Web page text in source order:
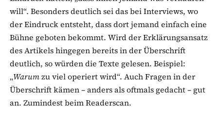
will“. Besonders deutlich sei das bei Interviews, wo
der Eindruck entsteht, dass dort jemand einfach eine
Bühne geboten bekommt. Wird der Erklärungsansatz
des Artikels hingegen bereits in der Überschrift
deutlich, so würden die Texte gelesen. Beispiel:
„Warumzu viel operiert wird“. Auch Fragen in der
Überschrift kämen – anders als oftmals gedacht – gut
an. Zumindest beim Readerscan.